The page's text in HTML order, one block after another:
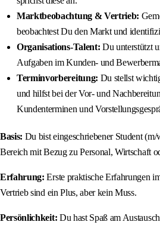
Marktbeobachtung & Vertrieb:
beobachtest Du den Markt und
Organisations-Talent: Du unterstützt
Aufgaben im Kunden- und
Terminvorbereitung: Du stellst
und hilfst bei der Vor- und
Kundenterminen und
Basis: Du bist eingeschriebener Student
Bereich mit Bezug zu Personal, Wirtschaft
Erfahrung: Erste praktische Erfahrungen
Vertrieb sind ein Plus, aber kein Muss.
Persönlichkeit: Du hast Spaß am